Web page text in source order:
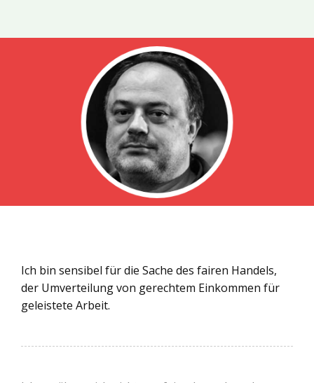
Ich bin sensibel für die Sache des fairen Handels,
der Umverteilung von gerechtem Einkommen für
geleistete Arbeit.